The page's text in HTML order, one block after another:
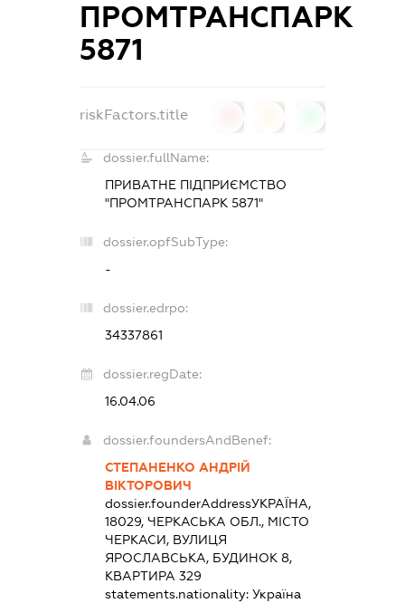
ПРОМТРАНСПАРК
5871
riskFactors.title
dossier.fullName:
ПРИВАТНЕ ПІДПРИЄМСТВО
"ПРОМТРАНСПАРК 5871"
dossier.opfSubType:
-
dossier.edrpo:
34337861
dossier.regDate:
16.04.06
dossier.foundersAndBenef:
СТЕПАНЕНКО АНДРІЙ
ВІКТОРОВИЧ
dossier.founderAddressУКРАЇНА,
18029, ЧЕРКАСЬКА ОБЛ., МІСТО
ЧЕРКАСИ, ВУЛИЦЯ
ЯРОСЛАВСЬКА, БУДИНОК 8,
КВАРТИРА 329
statements.nationality: Україна